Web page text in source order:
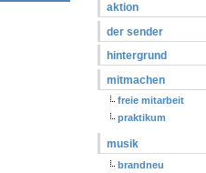
aktion
der sender
hintergrund
mitmachen
freie mitarbeit
praktikum
musik
brandneu